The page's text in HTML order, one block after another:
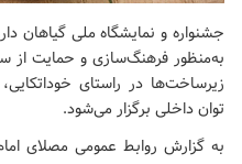
جشنواره و نمایشگاه ملی گیاهان
به‌منظور فرهنگ‌سازی و حمایت از
زیرساخت‌ها در راستای
توان داخلی برگزار می‌شود.
به گزارش روابط عمومی مصلای